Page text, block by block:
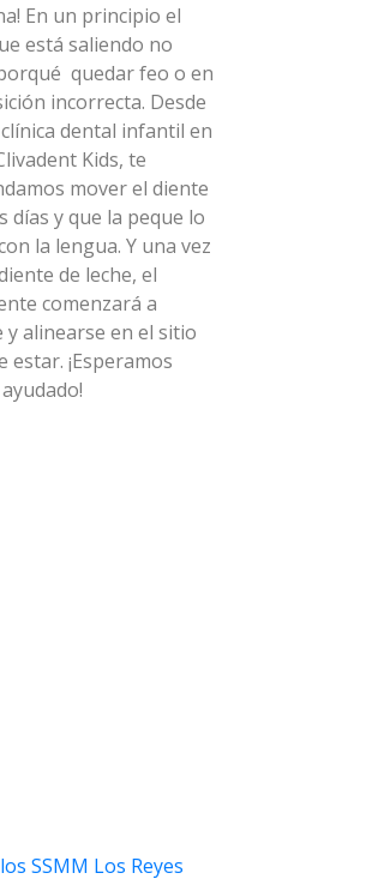
En un principio el
está saliendo no
quedar feo o en
incorrecta. Desde
dental infantil en
Kids, te
mover el diente
días y que la peque lo
la lengua. Y una vez
de leche, el
comenzará a
y alinearse en el sitio
estar. ¡Esperamos